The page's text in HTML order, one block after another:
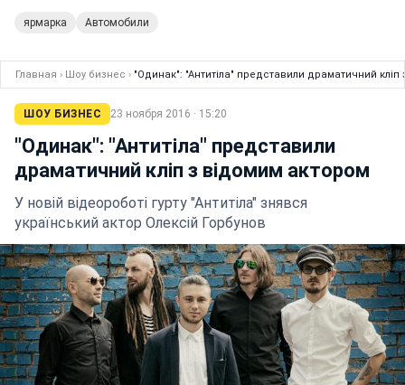
ярмарка Автомобили
Главная › Шоу бизнес › "Одинак": "Антитіла" представили драматичний
ШОУ БИЗНЕС 23 ноября 2016 · 15:20
"Одинак": "Антитіла" представили
драматичний кліп з відомим актором
У новій відеороботі гурту "Антитіла" знявся
український актор Олексій Горбунов